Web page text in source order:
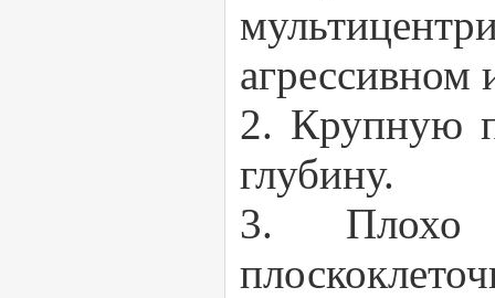
агрессивном
2. Крупную
глубину.
3. Плохо